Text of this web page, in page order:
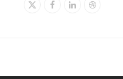
X Facebook
LinkedinDribbble